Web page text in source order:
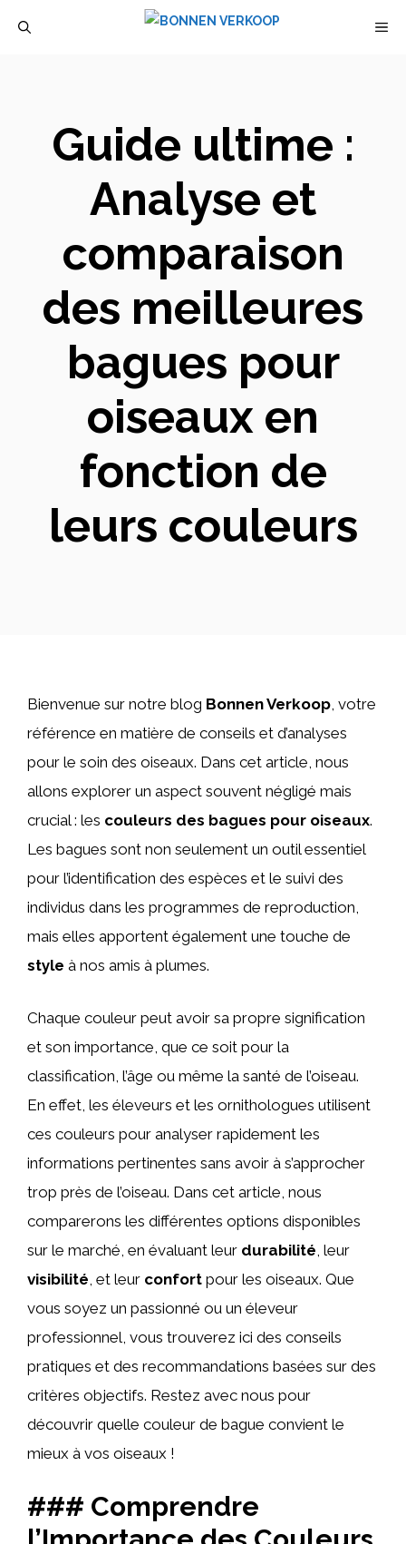
Guide ultime :
Analyse et
comparaison
des meilleures
bagues pour
oiseaux en
fonction de
leurs couleurs
Bienvenue sur notre blog Bonnen Verkoop, votre
référence en matière de conseils et d’analyses
pour le soin des oiseaux. Dans cet article, nous
allons explorer un aspect souvent négligé mais
crucial : les couleurs des bagues pour oiseaux.
Les bagues sont non seulement un outil essentiel
pour l’identification des espèces et le suivi des
individus dans les programmes de reproduction,
mais elles apportent également une touche de
style à nos amis à plumes.
Chaque couleur peut avoir sa propre signification
et son importance, que ce soit pour la
classification, l’âge ou même la santé de l’oiseau.
En effet, les éleveurs et les ornithologues utilisent
ces couleurs pour analyser rapidement les
informations pertinentes sans avoir à s’approcher
trop près de l’oiseau. Dans cet article, nous
comparerons les différentes options disponibles
sur le marché, en évaluant leur durabilité , leur
visibilité , et leur confort pour les oiseaux. Que
vous soyez un passionné ou un éleveur
professionnel, vous trouverez ici des conseils
pratiques et des recommandations basées sur des
critères objectifs. Restez avec nous pour
découvrir quelle couleur de bague convient le
mieux à vos oiseaux !
### Comprendre